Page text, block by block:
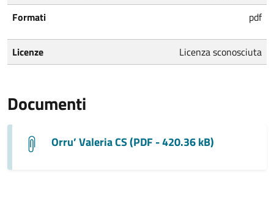
Formati
pdf
Licenze Licenza sconosciuta
Documenti
Orru’ Valeria CS (PDF - 420.36 kB)